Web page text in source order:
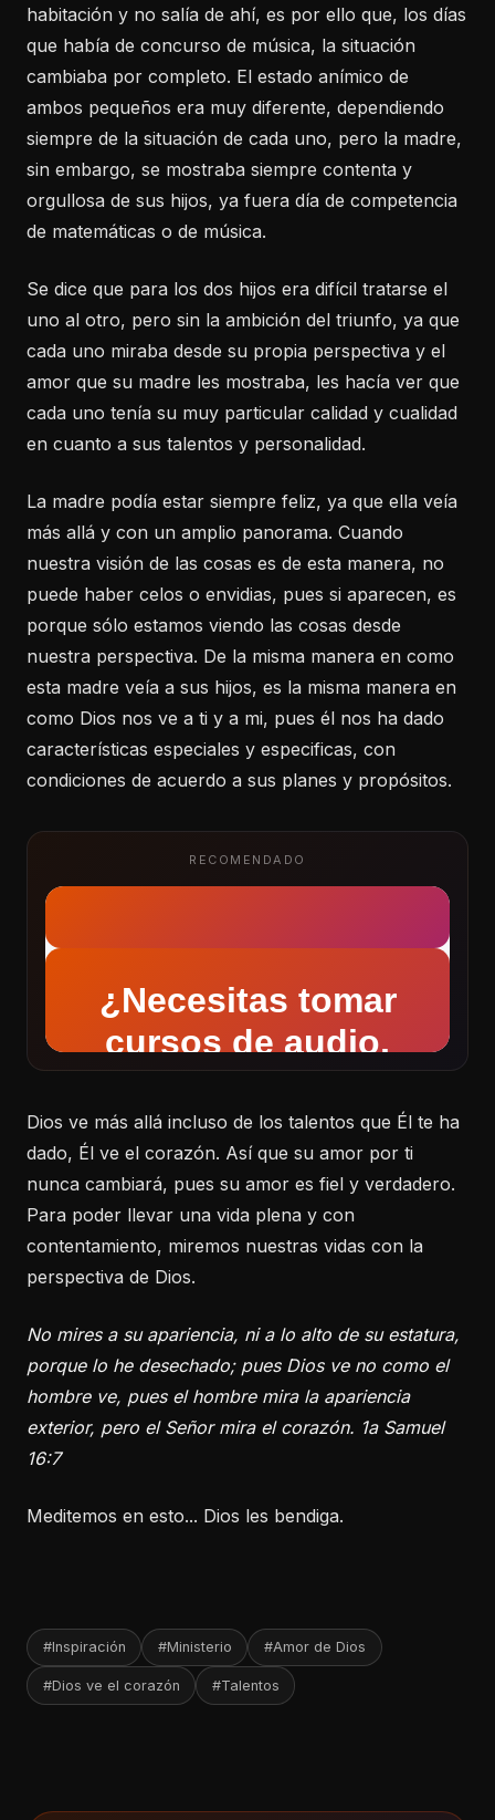
habitación y no salía de ahí, es por ello que, los días
que había de concurso de música, la situación
cambiaba por completo. El estado anímico de
ambos pequeños era muy diferente, dependiendo
siempre de la situación de cada uno, pero la madre,
sin embargo, se mostraba siempre contenta y
orgullosa de sus hijos, ya fuera día de competencia
de matemáticas o de música.
Se dice que para los dos hijos era difícil tratarse el
uno al otro, pero sin la ambición del triunfo, ya que
cada uno miraba desde su propia perspectiva y el
amor que su madre les mostraba, les hacía ver que
cada uno tenía su muy particular calidad y cualidad
en cuanto a sus talentos y personalidad.
La madre podía estar siempre feliz, ya que ella veía
más allá y con un amplio panorama. Cuando
nuestra visión de las cosas es de esta manera, no
puede haber celos o envidias, pues si aparecen, es
porque sólo estamos viendo las cosas desde
nuestra perspectiva. De la misma manera en como
esta madre veía a sus hijos, es la misma manera en
como Dios nos ve a ti y a mi, pues él nos ha dado
características especiales y especificas, con
condiciones de acuerdo a sus planes y propósitos.
RECOMENDADO
Dios ve más allá incluso de los talentos que Él te ha
dado, Él ve el corazón. Así que su amor por ti
nunca cambiará, pues su amor es fiel y verdadero.
Para poder llevar una vida plena y con
contentamiento, miremos nuestras vidas con la
perspectiva de Dios.
No mires a su apariencia, ni a lo alto de su estatura,
porque lo he desechado; pues Dios ve no como el
hombre ve, pues el hombre mira la apariencia
exterior, pero el Señor mira el corazón. 1a Samuel
16:7
Meditemos en esto... Dios les bendiga.
#Inspiración #Ministerio #Amor de Dios
#Dios ve el corazón #Talentos